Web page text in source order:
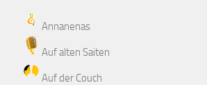
Annanenas
Auf alten Saiten
Auf der Couch